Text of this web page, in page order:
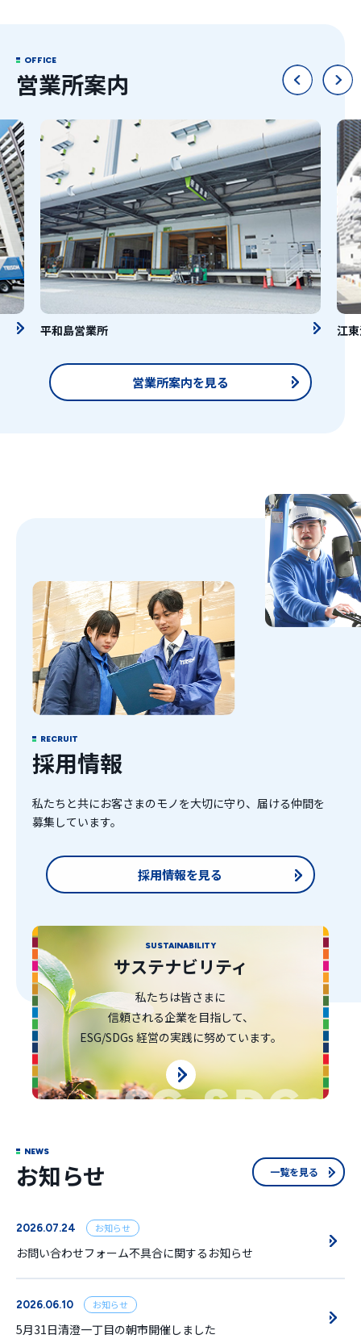
OFFICE
営業所案内
江東深川センター 板
営業所案内を見る
RECRUIT
採用情報
私たちと共にお客さまのモノを大切に守り、届ける仲間を
募集しています。
採用情報を見る
SUSTAINABILITY
サステナビリティ
私たちは皆さまに
信頼される企業を目指して、
ESG/SDGs 経営の実践に努めています。
NEWS
お知らせ 一覧を見る
2026.07.24 お知らせ
お問い合わせフォーム不具合に関するお知らせ
2026.06.10 お知らせ
5月31日清澄一丁目の朝市開催しました